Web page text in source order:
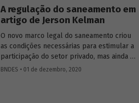
A regulação do saneamento em
artigo de Jerson Kelman
O novo marco legal do saneamento criou
as condições necessárias para estimular a
participação do setor privado, mas ainda é
preciso estabelecer normas que garantam
BNDES • 01 de dezembro, 2020